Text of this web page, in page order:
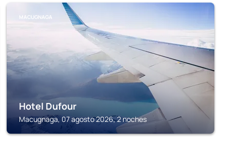
MACUGNAGA
Hotel Dufour
Macugnaga, 07 agosto 2026, 2 noches